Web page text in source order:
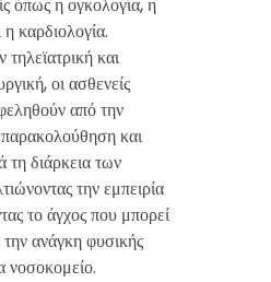
όπως η ογκολογία, η
καρδιολογία.
και
οι ασθενείς
από την
και
διάρκεια των
την εμπειρία
το άγχος που μπορεί
ανάγκη φυσικής
νοσοκομείο.